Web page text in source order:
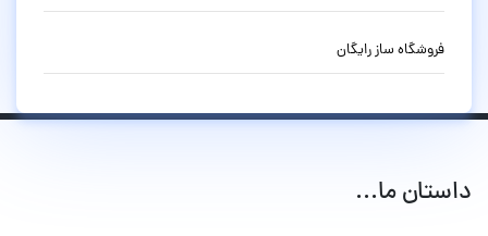
فروشگاه ساز رایگان
داستان ما...